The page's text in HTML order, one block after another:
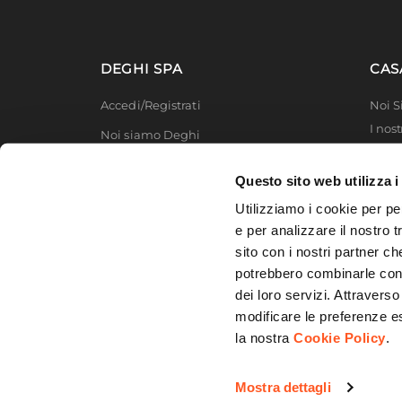
Questo sito web utilizza i
Utilizziamo i cookie per
e per analizzare il nostro
sito con i nostri partner
potrebbero combinarle
dei loro servizi.
modificare le preferenze
la nostraCookie Policy.
Mostra dettagli
Posti A Sedere
12
DEGHI SPA
Accedi/Registrati
Noi siamo Deghi
Modello organizzativo e codice etico
Noi
I
MFT